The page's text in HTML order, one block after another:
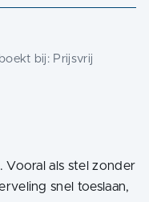
bij: Prijsvrij
Vooral als stel zonder
snel toeslaan,